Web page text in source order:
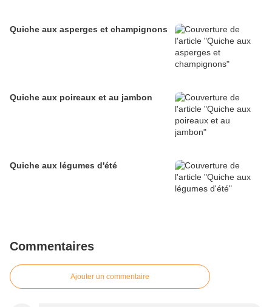
Quiche aux asperges et champignons
Quiche aux poireaux et au jambon
Quiche aux légumes d'été
Commentaires
Ajouter un commentaire